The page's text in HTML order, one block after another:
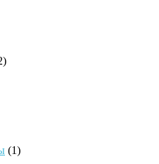
(1)